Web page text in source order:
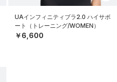
UAインフィニティブラ2.0 ハイサポ
ート（トレーニング/WOMEN）
￥6,600